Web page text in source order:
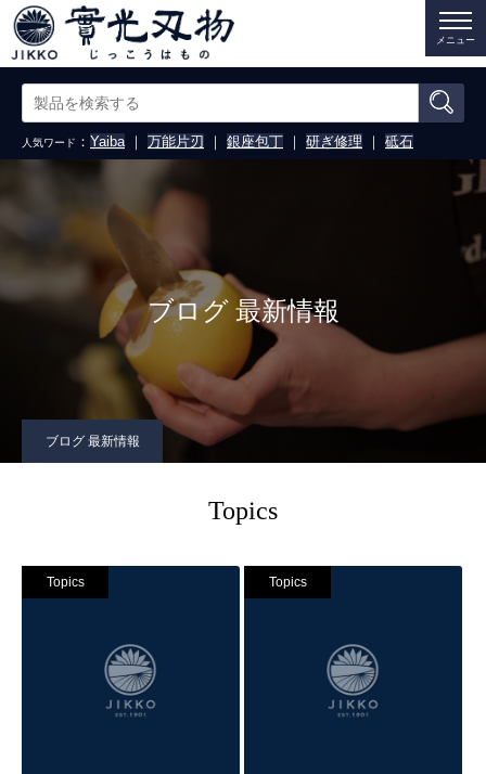
メニュー
人気ワード ： Yaiba｜ 万能片刃 ｜ 銀座包丁 ｜ 研ぎ修理 ｜ 砥石
ブログ 最新情報
ブログ 最新情報
Topics
Topics Topics